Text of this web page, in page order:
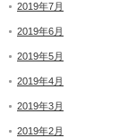
2019年7月
2019年6月
2019年5月
2019年4月
2019年3月
2019年2月